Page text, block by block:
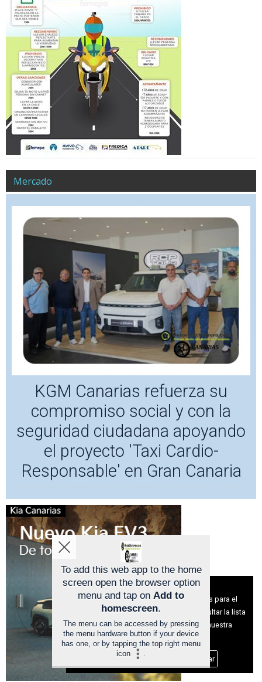
Mercado
KGM Canarias refuerza su
compromiso social y con la
seguridad ciudadana apoyando
el proyecto 'Taxi Cardio-
Responsable' en Gran Canaria
Aviso sobre el Uso de cookies:
Utilizamos cookies nuestras y de terceros para el
funcionamiento del digital. Puedes consultar la lista
de cookies y como desconectarlas.Ver nuestra
Política de Privacidad y Cookies
Aceptar Cookies Personalizar
To add this web app to the home
screen open the browser option
menu and tap on Add to
homescreen.
The menu can be accessed by pressing
the menu hardware button if your device
has one, or by tapping the top right menu
icon
.